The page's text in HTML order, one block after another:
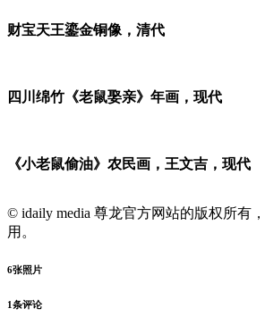
财宝天王鎏金铜像，清代
四川绵竹《老鼠娶亲》年画，现代
《小老鼠偷油》农民画，王文吉，现代
© idaily media 尊龙官方网站的版权所有
用。
6张照片
1条评论